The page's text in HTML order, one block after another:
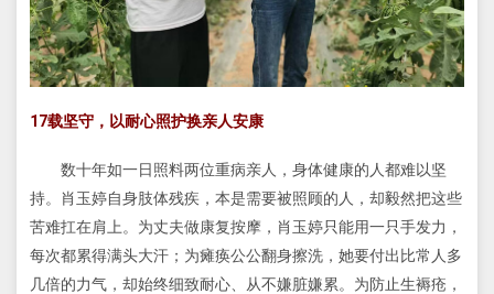
17载坚守，以耐心照护换亲人安康
数十年如一日照料两位重病亲人，身体健康的人都难以坚
持。肖玉婷自身肢体残疾，本是需要被照顾的人，却毅然把这些
苦难扛在肩上。为丈夫做康复按摩，肖玉婷只能用一只手发力，
每次都累得满头大汗；为瘫痪公公翻身擦洗，她要付出比常人多
几倍的力气，却始终细致耐心、从不嫌脏嫌累。为防止生褥疮，